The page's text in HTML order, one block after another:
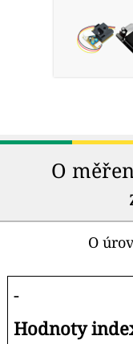
O
O
-
Hodnoty